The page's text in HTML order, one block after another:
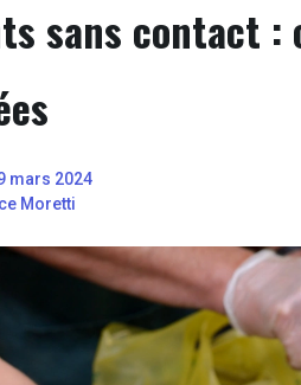
sans contact
mars 2024
Moretti